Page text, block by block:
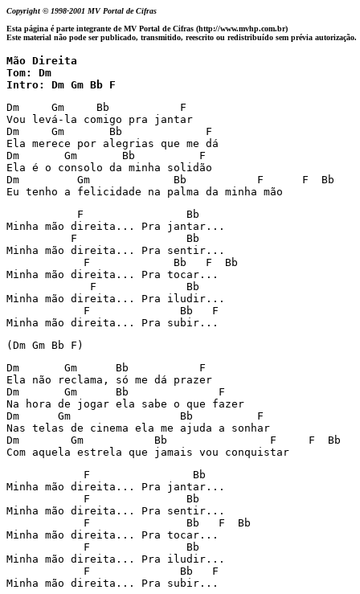
Copyright © 1998-2001 MV Portal de Cifras
Esta página é parte integrante de MV Portal de Cifras (http://www.mvhp.com.br)
Este material não pode ser publicado, transmitido, reescrito ou redistribuído sem prévia autorização.
Mão Direita
Tom: Dm
Intro: Dm Gm Bb F
Dm     Gm     Bb           F
Vou levá-la comigo pra jantar
Dm     Gm       Bb             F
Ela merece por alegrias que me dá
Dm       Gm       Bb          F
Ela é o consolo da minha solidão
Dm         Gm             Bb           F      F  Bb
Eu tenho a felicidade na palma da minha mão
           F                Bb
Minha mão direita... Pra jantar...
          F                 Bb
Minha mão direita... Pra sentir...
            F             Bb   F  Bb
Minha mão direita... Pra tocar...
             F              Bb
Minha mão direita... Pra iludir...
            F              Bb   F
Minha mão direita... Pra subir...
(Dm Gm Bb F)
Dm       Gm      Bb           F
Ela não reclama, só me dá prazer
Dm       Gm      Bb              F
Na hora de jogar ela sabe o que fazer
Dm      Gm                 Bb          F
Nas telas de cinema ela me ajuda a sonhar
Dm        Gm           Bb                F     F  Bb
Com aquela estrela que jamais vou conquistar
            F                Bb
Minha mão direita... Pra jantar...
            F               Bb
Minha mão direita... Pra sentir...
            F               Bb   F  Bb
Minha mão direita... Pra tocar...
            F               Bb
Minha mão direita... Pra iludir...
            F              Bb   F
Minha mão direita... Pra subir...